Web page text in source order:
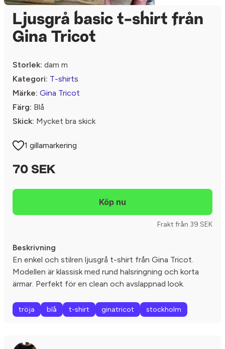
Ljusgrå basic t-shirt från
Gina Tricot
Storlek: dam m
Kategori: T-shirts
Märke: Gina Tricot
Färg: Blå
Skick: Mycket bra skick
1 gillamarkering
70 SEK
Frakt från 39 SEK
Beskrivning
En enkel och stilren ljusgrå t-shirt från Gina Tricot.
Modellen är klassisk med rund halsringning och korta
ärmar. Perfekt för en clean och avslappnad look.
tröja blå t-shirt ginatricot stockholm